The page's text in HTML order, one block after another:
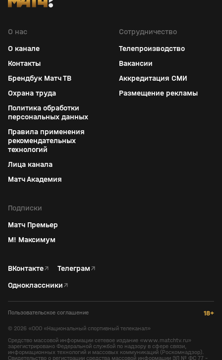
О нас
О канале
Контакты
Брендбук Матч ТВ
Охрана труда
Политика обработки
персональных данных
Правила применения
рекомендательных
технологий
Лица канала
Матч Академия
Сотрудничество
Телепроизводство
Вакансии
Аккредитация СМИ
Размещение рекламы
Подписки
Матч Премьер
М! Максимум
ВКонтакте↗ Телеграм↗
Одноклассники↗
Пользовательское соглашение 18+
© 2026 «ООО «Национальный спортивный телеканал»
Средство массовой информации сетевое издание «www.matchtv.ru»
зарегистрировано Федеральной службой по надзору в сфере связи,
информационных технологий и массовых коммуникаций (Роскомнадзор).
Свидетельство о регистрации средства массовой информации ЭЛ № ФС 77 -